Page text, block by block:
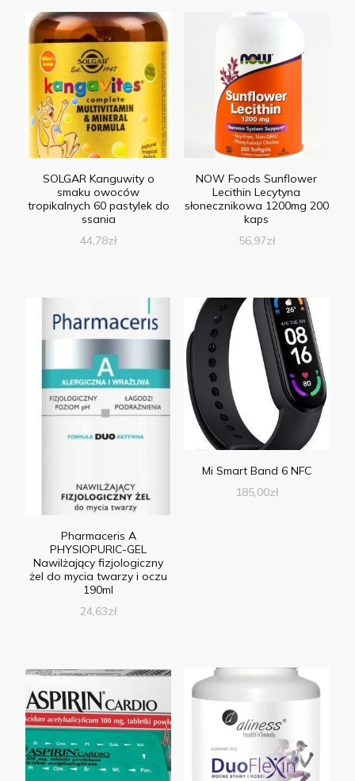
SOLGAR Kanguwity o
smaku owoców
tropikalnych 60 pastylek do
ssania
44,78zł
NOW Foods Sunflower
Lecithin Lecytyna
słonecznikowa 1200mg 200
kaps
56,97zł
Pharmaceris A
PHYSIOPURIC-GEL
Nawilżający fizjologiczny
żel do mycia twarzy i oczu
190ml
24,63zł
Mi Smart Band 6 NFC
185,00zł